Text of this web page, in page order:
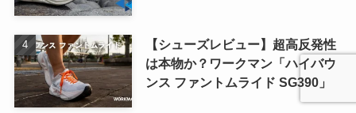
【シューズレビュー】超高反発性
は本物か？ワークマン「ハイバウ
ンス ファントムライド SG390」